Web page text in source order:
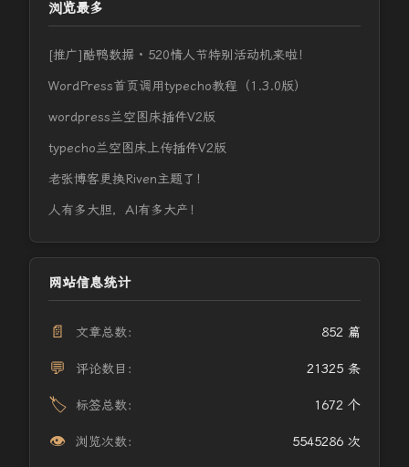
浏览最多
[推广]酷鸭数据 · 520情人节特别活动机来啦！
WordPress首页调用typecho教程（1.3.0版）
wordpress兰空图床插件V2版
typecho兰空图床上传插件V2版
老张博客更换Riven主题了！
人有多大胆，AI有多大产！
网站信息统计
📄 文章总数： 852 篇
💬 评论数目： 21325 条
🏷️ 标签总数： 1672 个
👁️ 浏览次数： 5545286 次